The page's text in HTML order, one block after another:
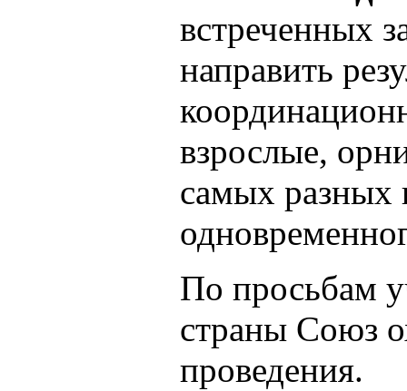
встреченных
направить
взрослые,
самых разных
По просьбам
страны Союз
проведения.